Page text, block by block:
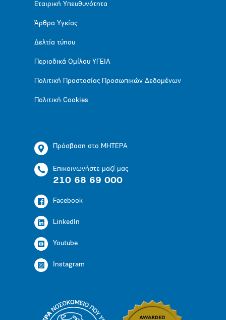
Εταιρική Υπευθυνότητα
Άρθρα Υγείας
Δελτία τύπου
Περιοδικά Ομίλου ΥΓΕΙΑ
Πολιτική Προστασίας Προσωπικών Δεδομένων
Πολιτική Cookies
Πρόσβαση στο ΜΗΤΕΡΑ
Επικοινωνήστε μαζί μας
210 68 69 000
Facebook
LinkedIn
Youtube
Instagram